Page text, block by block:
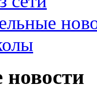
новости